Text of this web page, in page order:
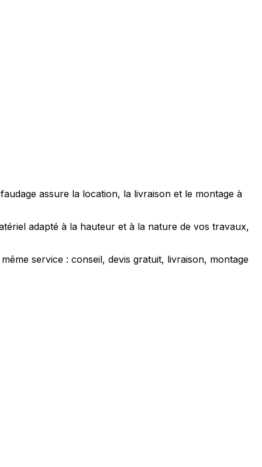
assure la location, la livraison et le montage à
adapté à la hauteur et à la nature de vos travaux,
service : conseil, devis gratuit, livraison, montage